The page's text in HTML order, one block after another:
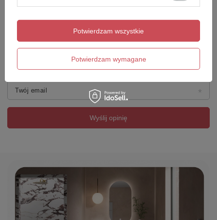
Twój email
Wyślij opinię
Potwierdzam wymagane
Potwierdzam wszystkie